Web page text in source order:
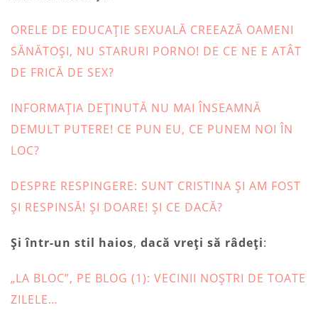
ORELE DE EDUCAȚIE SEXUALĂ CREEAZĂ OAMENI
SĂNĂTOȘI, NU STARURI PORNO! DE CE NE E ATÂT
DE FRICĂ DE SEX?
INFORMAȚIA DEȚINUTĂ NU MAI ÎNSEAMNĂ
DEMULT PUTERE! CE PUN EU, CE PUNEM NOI ÎN
LOC?
DESPRE RESPINGERE: SUNT CRISTINA ȘI AM FOST
ȘI RESPINSĂ! ȘI DOARE! ȘI CE DACĂ?
Și într-un stil haios, dacă vreți să râdeți:
„LA BLOC”, PE BLOG (1): VECINII NOŞTRI DE TOATE
ZILELE…